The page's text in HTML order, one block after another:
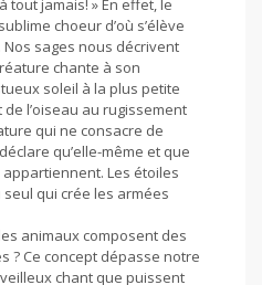
tout jamais! » En effet, le
choeur d’où s’élève
sages nous décrivent
chante à son
soleil à la plus petite
l’oiseau au rugissement
qui ne consacre de
qu’elle-même et que
appartiennent. Les étoiles
seul qui crée les armées
animaux composent des
? Ce concept dépasse notre
chant que puissent